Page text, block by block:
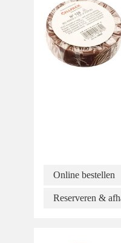
Online bestellen
Reserveren &